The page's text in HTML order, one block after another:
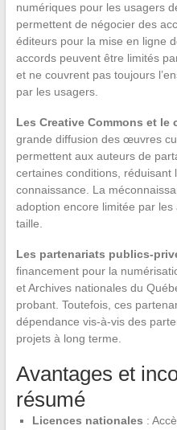
numériques pour les usagers
permettent de négocier des
éditeurs pour la mise en ligne
accords peuvent être limités
et ne couvrent pas toujours
par les usagers.
Les Creative Commons et le
grande diffusion des œuvres
permettent aux auteurs de
certaines conditions, réduisant
connaissance. La
adoption encore limitée par
taille.
Les partenariats publics-
financement pour la
et Archives nationales du
probant. Toutefois, ces
dépendance vis-à-vis des
projets à long terme.
Avantages et
résumé
Licences nationales :